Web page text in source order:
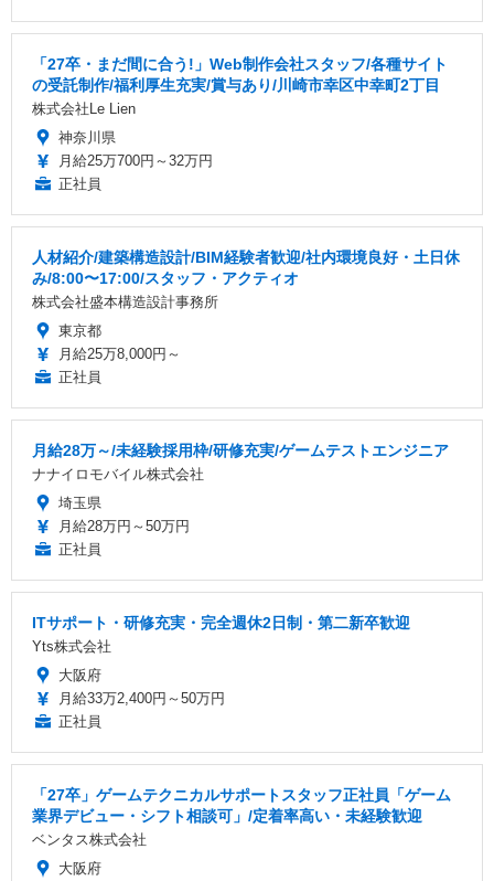
「27卒・まだ間に合う!」Web制作会社スタッフ/各種サイト
の受託制作/福利厚生充実/賞与あり/川崎市幸区中幸町2丁目
株式会社Le Lien
神奈川県
月給25万700円～32万円
正社員
人材紹介/建築構造設計/BIM経験者歓迎/社内環境良好・土日休
み/8:00〜17:00/スタッフ・アクティオ
株式会社盛本構造設計事務所
東京都
月給25万8,000円～
正社員
月給28万～/未経験採用枠/研修充実/ゲームテストエンジニア
ナナイロモバイル株式会社
埼玉県
月給28万円～50万円
正社員
ITサポート・研修充実・完全週休2日制・第二新卒歓迎
Yts株式会社
大阪府
月給33万2,400円～50万円
正社員
「27卒」ゲームテクニカルサポートスタッフ正社員「ゲーム
業界デビュー・シフト相談可」/定着率高い・未経験歓迎
ベンタス株式会社
大阪府